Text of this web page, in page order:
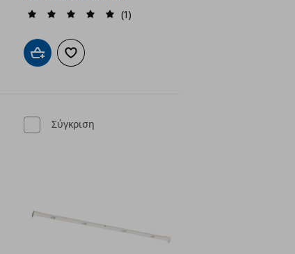
(1)
Προσθήκη στο καλάθι
Προσθήκη στα αγαπημένα
Σύγκριση